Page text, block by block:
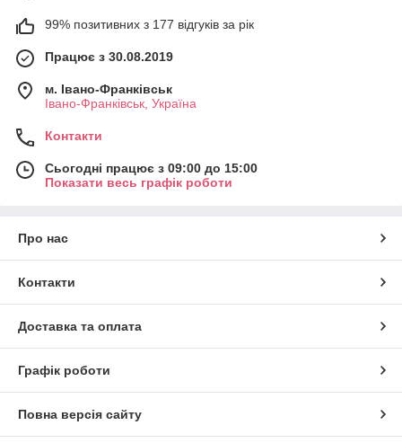
99% позитивних з 177 відгуків за рік
Працює з 30.08.2019
м. Івано-Франківськ
Івано-Франківськ, Україна
Контакти
Сьогодні працює з 09:00 до 15:00
Показати весь графік роботи
Про нас
Контакти
Доставка та оплата
Графік роботи
Повна версія сайту